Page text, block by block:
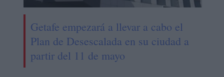
Getafe empezará a llevar a cabo el
Plan de Desescalada en su ciudad a
partir del 11 de mayo